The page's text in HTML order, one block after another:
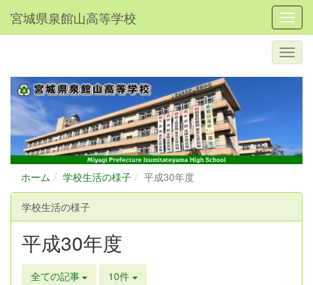
宮城県泉館山高等学校
ホーム 学校生活の様子 平成30年度
学校生活の様子
平成30年度
全ての記事 10件